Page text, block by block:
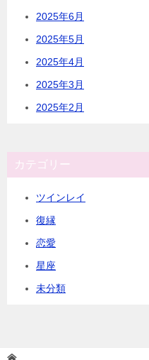
2025年6月
2025年5月
2025年4月
2025年3月
2025年2月
カテゴリー
ツインレイ
復縁
恋愛
星座
未分類